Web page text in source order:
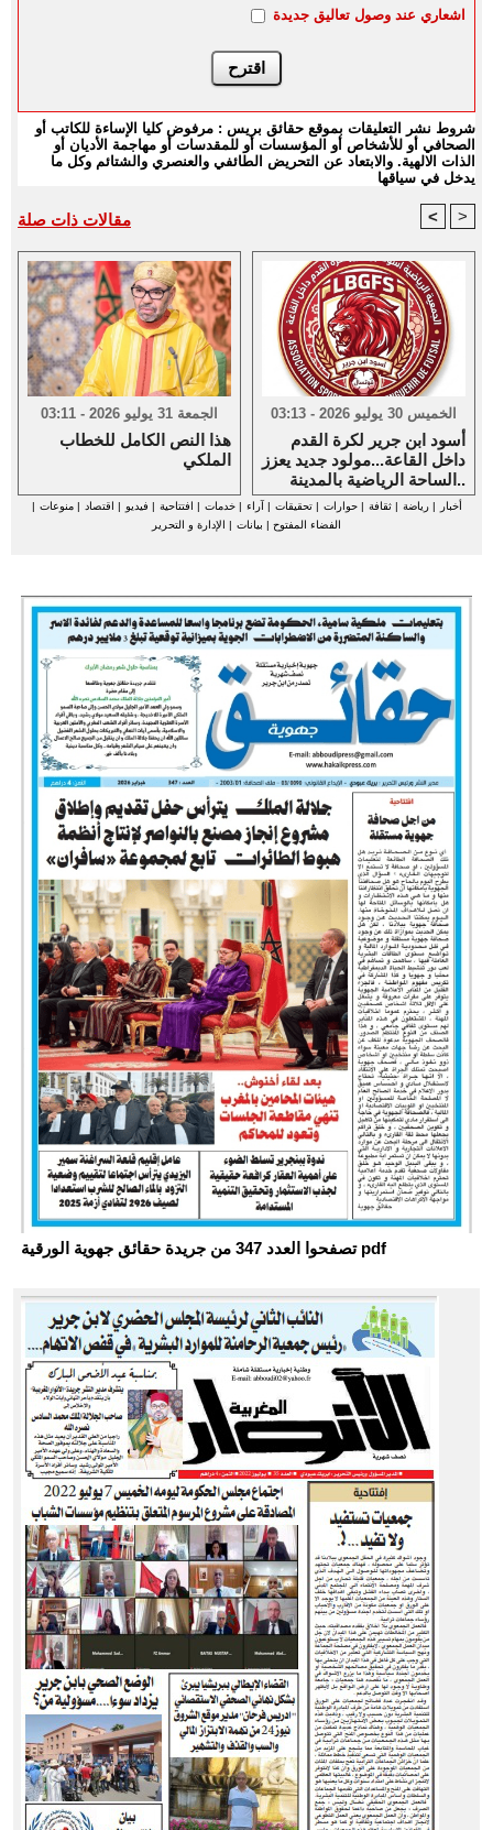
تصفحوا العدد 347 من جريدة حقائق جهوية الورقية pdf
اشعاري عند وصول تعاليق جديدة
شروط نشر التعليقات بموقع حقائق بريس : مرفوض كليا الإساءة للكاتب أو
الصحافي أو للأشخاص أو المؤسسات أو للمقدسات أو مهاجمة الأديان أو
الذات الالهية. والابتعاد عن التحريض الطائفي والعنصري والشتائم وكل ما
يدخل في سياقها
مقالات ذات صلة < >
الجمعة 31 يوليو 2026 - 03:11
هذا النص الكامل للخطاب
الملكي
الخميس 30 يوليو 2026 - 03:13
أسود ابن جرير لكرة القدم
داخل القاعة...مولود جديد يعزز
الساحة الرياضية بالمدينة..
أخبار |رياضة |ثقافة |حوارات |تحقيقات آراء |خدمات افتتاحية فيديو اقتصاد |منوعات
الفضاء المفتوح
بيانات الإدارة و التحرير